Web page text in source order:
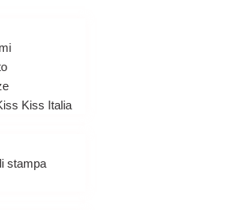
Kiss Italia
stampa